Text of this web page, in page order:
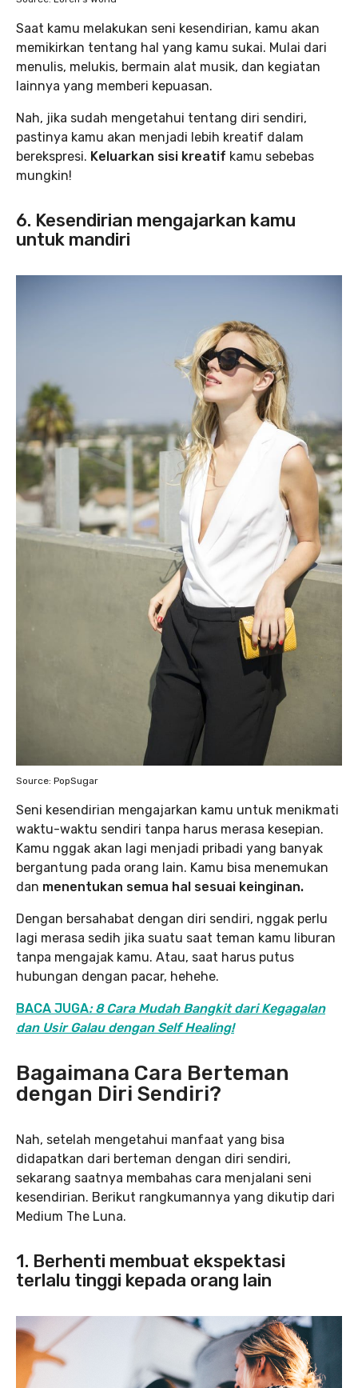
Saat kamu melakukan seni kesendirian, kamu akan
memikirkan tentang hal yang kamu sukai. Mulai dari
menulis, melukis, bermain alat musik, dan kegiatan
lainnya yang memberi kepuasan.
Nah, jika sudah mengetahui tentang diri sendiri,
pastinya kamu akan menjadi lebih kreatif dalam
berekspresi. Keluarkan sisi kreatif kamu sebebas
mungkin!
6. Kesendirian mengajarkan kamu
untuk mandiri
Source: PopSugar
Seni kesendirian mengajarkan kamu untuk menikmati
waktu-waktu sendiri tanpa harus merasa kesepian.
Kamu nggak akan lagi menjadi pribadi yang banyak
bergantung pada orang lain. Kamu bisa menemukan
dan menentukan semua hal sesuai keinginan.
Dengan bersahabat dengan diri sendiri, nggak perlu
lagi merasa sedih jika suatu saat teman kamu liburan
tanpa mengajak kamu. Atau, saat harus putus
hubungan dengan pacar, hehehe.
BACA JUGA: 8 Cara Mudah Bangkit dari Kegagalan
dan Usir Galau dengan Self Healing!
Bagaimana Cara Berteman
dengan Diri Sendiri?
Nah, setelah mengetahui manfaat yang bisa
didapatkan dari berteman dengan diri sendiri,
sekarang saatnya membahas cara menjalani seni
kesendirian. Berikut rangkumannya yang dikutip dari
Medium The Luna.
1. Berhenti membuat ekspektasi
terlalu tinggi kepada orang lain